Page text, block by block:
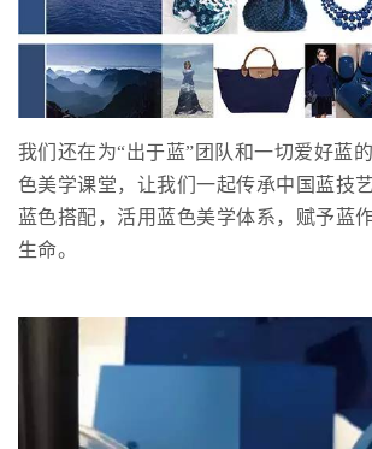
我们还在为“出于蓝”团队和一切爱好蓝
色美学课堂，让我们一起传承中国蓝技
蓝色搭配，活用蓝色美学体系，赋予蓝
生命。